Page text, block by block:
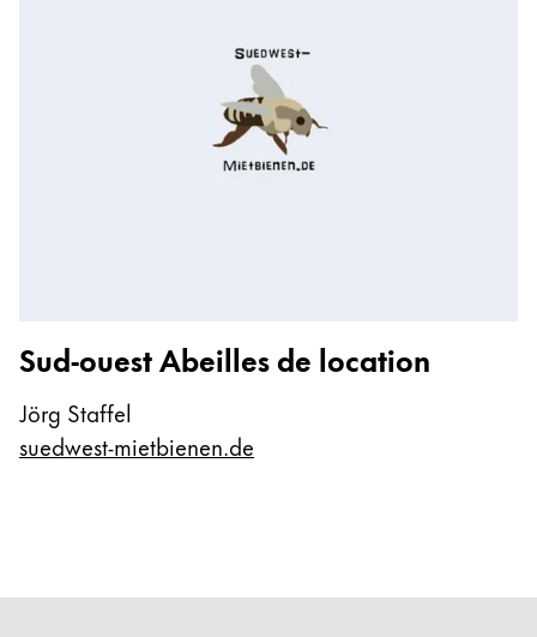
Sud-ouest Abeilles de location
Jörg Staffel
suedwest-mietbienen.de